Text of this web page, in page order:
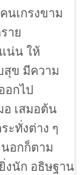
นเกรงขาม
าย
น่น ให้
สุข มีความ
อกไป
อ เสมอต้น
ะทั่งต่าง ๆ
นอกก็ตาม
งนัก อธิษฐาน